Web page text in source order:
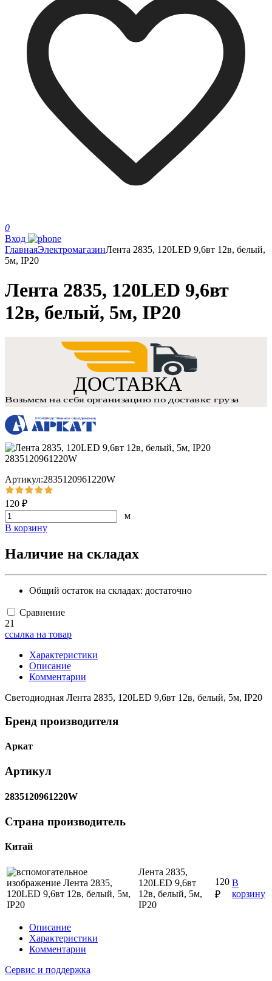
0
Вход
ГлавнаяЭлектромагазинЛента 2835, 120LED 9,6вт 12в, белый,
5м, IP20
Лента 2835, 120LED 9,6вт
12в, белый, 5м, IP20
Артикул:2835120961220W
120 ₽
м
В корзину
Наличие на складах
Общий остаток на складах: достаточно
Сравнение
21
ссылка на товар
Характеристики
Описание
Комментарии
Светодиодная Лента 2835, 120LED 9,6вт 12в, белый, 5м, IP20
Бренд производителя
Аркат
Артикул
2835120961220W
Страна производитель
Китай
Лента 2835,
120LED 9,6вт
12в, белый, 5м,
IP20
120
₽
В
корзину
Описание
Характеристики
Комментарии
Сервис и поддержка